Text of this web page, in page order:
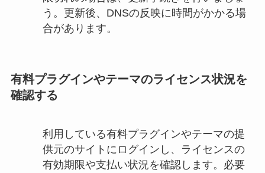
う。更新後、DNSの反映に時間がかかる場
合があります。
有料プラグインやテーマのライセンス状況を
確認する
利用している有料プラグインやテーマの提
供元のサイトにログインし、ライセンスの
有効期限や支払い状況を確認します。必要